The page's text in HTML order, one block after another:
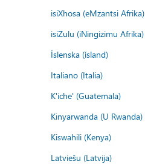
isiXhosa (eMzantsi Afrika)
isiZulu (iNingizimu Afrika)
Íslenska (ísland)
Italiano (Italia)
K'iche' (Guatemala)
Kinyarwanda (U Rwanda)
Kiswahili (Kenya)
Latviešu (Latvija)